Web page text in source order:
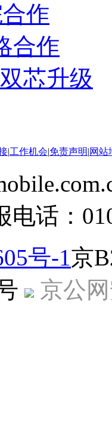
作
合作
芯升级
|工作机会|免责声明|网站
话：
号-1 京
京公